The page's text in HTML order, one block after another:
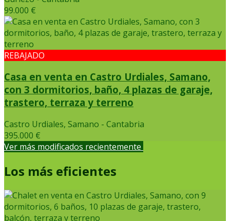
99.000 €
REBAJADO
Casa en venta en Castro Urdiales, Samano,
con 3 dormitorios, baño, 4 plazas de garaje,
trastero, terraza y terreno
Castro Urdiales, Samano - Cantabria
395.000 €
Ver más modificados recientemente
Los más eficientes